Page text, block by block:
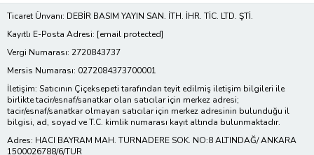
Ticaret Ünvanı: DEBİR BASIM YAYIN SAN. İTH. İHR. TİC. LTD. ŞTİ.
Kayıtlı E-Posta Adresi: [email protected]
Vergi Numarası: 2720843737
Mersis Numarası: 0272084373700001
İletişim: Satıcının Çiçeksepeti tarafından teyit edilmiş iletişim bilgileri ile
birlikte tacir/esnaf/sanatkar olan satıcılar için merkez adresi;
tacir/esnaf/sanatkar olmayan satıcılar için merkez adresinin bulunduğu il
bilgisi, ad, soyad ve T.C. kimlik numarası kayıt altında bulunmaktadır.
Adres: HACI BAYRAM MAH. TURNADERE SOK. NO:8 ALTINDAĞ/ ANKARA
1500026788/6/TUR